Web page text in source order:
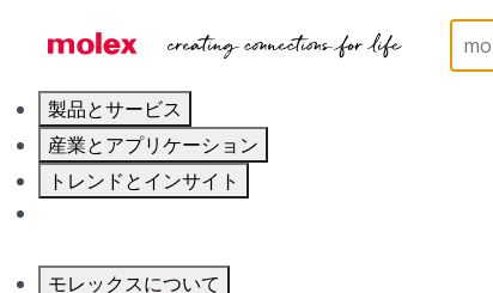
製品とサービス
産業とアプリケーション
トレンドとインサイト
モレックスについて